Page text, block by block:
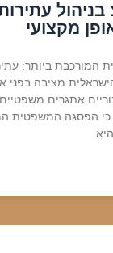
בניהול
מקצועי
המורכבת ביותר:
מציבה בפני
אתגרים
כי הפסגה המשפטית